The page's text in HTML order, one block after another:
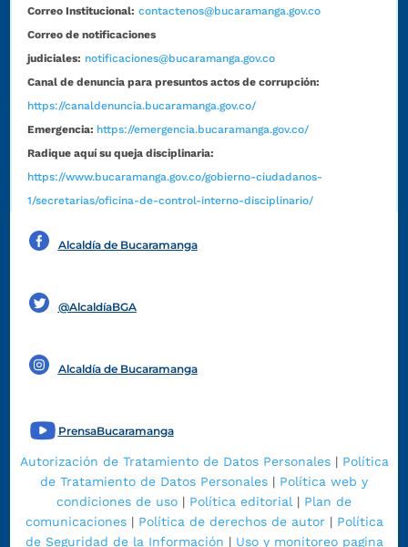
Correo Institucional: contactenos@bucaramanga.gov.co
Correo de notificaciones
judiciales: notificaciones@bucaramanga.gov.co
Canal de denuncia para presuntos actos de corrupción:
https://canaldenuncia.bucaramanga.gov.co/
Emergencia: https://emergencia.bucaramanga.gov.co/
Radique aquí su queja disciplinaria:
https://www.bucaramanga.gov.co/gobierno-ciudadanos-
1/secretarias/oficina-de-control-interno-disciplinario/
Alcaldía de Bucaramanga
@AlcaldíaBGA
Alcaldía de Bucaramanga
PrensaBucaramanga
Autorización de Tratamiento de Datos Personales| Política
de Tratamiento de Datos Personales | Política web y
condiciones de uso | Política editorial | Plan de
comunicaciones| Política de derechos de autor| Política
de Seguridad de la Información | Uso y monitoreo pagina